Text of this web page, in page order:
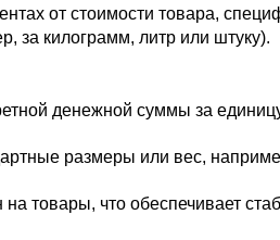
от стоимости товара,
за килограмм, литр или штуку).
денежной суммы за
размеры или вес,
товары, что обеспечивает